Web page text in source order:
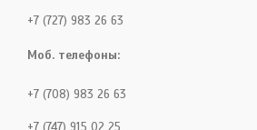
+7 (727) 983 26 63
Моб. телефоны:
+7 (708) 983 26 63